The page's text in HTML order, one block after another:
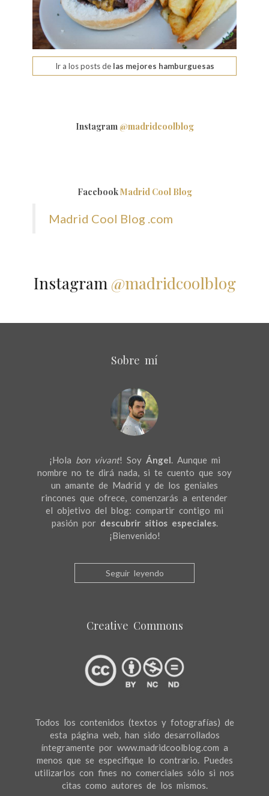
Ir a los posts delas mejores hamburguesas
Instagram @madridcoolblog
FacebookMadrid Cool Blog
Madrid Cool Blog .com
Instagram @madridcoolblog
Sobre mí
¡Hola bon vivant! Soy Ángel. Aunque mi
nombre no te dirá nada, si te cuento que soy
un amante de Madrid y de los geniales
rincones que ofrece, comenzarás a entender
el objetivo del blog: compartir contigo mi
pasión por descubrir sitios especiales.
¡Bienvenido!
Seguir leyendo
Creative Commons
Todos los contenidos (textos y fotografías) de
esta página web, han sido desarrollados
íntegramente por www.madridcoolblog.com a
menos que se especifique lo contrario. Puedes
utilizarlos con fines no comerciales sólo si nos
citas como autores de los mismos.